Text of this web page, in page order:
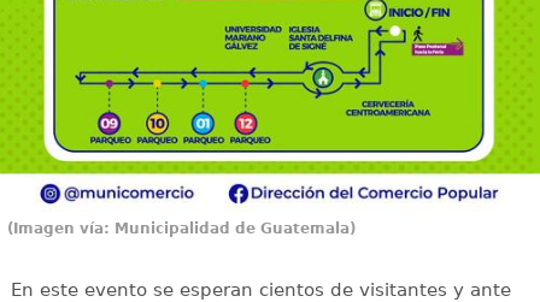
(Imagen vía: Municipalidad de Guatemala)
En este evento se esperan cientos de visitantes y ante